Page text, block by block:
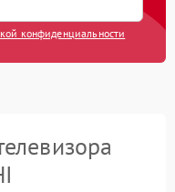
конфиденциальности